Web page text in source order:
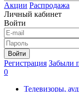
Акции Распродажа
Личный кабинет
Войти
Войти
Регистрация Забыли
0
Телевизоры,